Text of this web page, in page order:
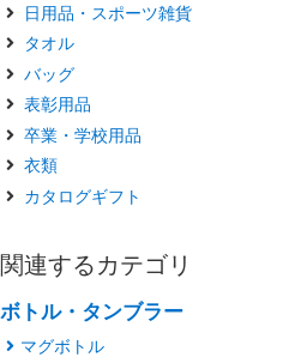
日用品・スポーツ雑貨
タオル
バッグ
表彰用品
卒業・学校用品
衣類
カタログギフト
関連するカテゴリ
ボトル・タンブラー
マグボトル